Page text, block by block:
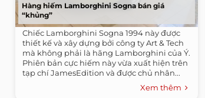
Hàng hiếm Lamborghini Sogna bán giá
“khủng”
Chiếc Lamborghini Sogna 1994 này được
thiết kế và xây dựng bởi công ty Art & Tech
mà không phải là hãng Lamborghini của Ý.
Phiên bản cực hiếm này vừa xuất hiện trên
tạp chí JamesEdition và được chủ nhân...
Xem thêm